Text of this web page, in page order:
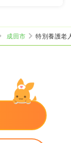
成田市
特別養護老